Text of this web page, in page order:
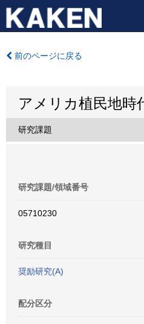
前のページに戻る
アメリカ植民地時
研究課題
研究課題/領域番号
05710230
研究種目
奨励研究(A)
配分区分